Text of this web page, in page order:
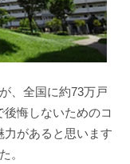
、全国に約73万戸
悔しないためのコ
があると思います
。